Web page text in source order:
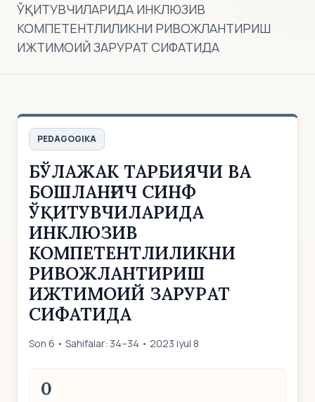
ЎҚИТУВЧИЛАРИДА ИНКЛЮЗИВ
КОМПЕТЕНТЛИЛИКНИ РИВОЖЛАНТИРИШ
ИЖТИМОИЙ ЗАРУРАТ СИФАТИДА
PEDAGOGIKA
БЎЛАЖАК ТАРБИЯЧИ ВА
БОШЛАНҒИЧ СИНФ
ЎҚИТУВЧИЛАРИДА
ИНКЛЮЗИВ
КОМПЕТЕНТЛИЛИКНИ
РИВОЖЛАНТИРИШ
ИЖТИМОИЙ ЗАРУРАТ
СИФАТИДА
Son 6 • Sahifalar: 34–34 • 2023 iyul 8
0